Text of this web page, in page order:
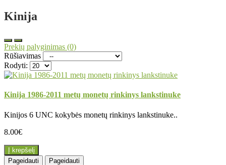
Kinija
Prekių palyginimas (0)
Rūšiavimas
Rodyti:
Kinija 1986-2011 metų monetų rinkinys lankstinuke
Kinijos 6 UNC kokybės monetų rinkinys lankstinuke..
8.00€
Į krepšelį
Pageidauti
Pageidauti